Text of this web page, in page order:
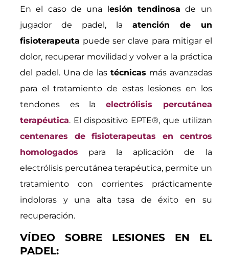
En el caso de una lesión tendinosa de un
jugador de padel, la atención de un
fisioterapeuta puede ser clave para mitigar el
dolor, recuperar movilidad y volver a la práctica
del padel. Una de las técnicas más avanzadas
para el tratamiento de estas lesiones en los
tendones es la electrólisis percutánea
terapéutica. El dispositivo EPTE®, que utilizan
centenares de fisioterapeutas en centros
homologados para la aplicación de la
electrólisis percutánea terapéutica, permite un
tratamiento con corrientes prácticamente
indoloras y una alta tasa de éxito en su
recuperación.
VÍDEO SOBRE LESIONES EN EL
PADEL: